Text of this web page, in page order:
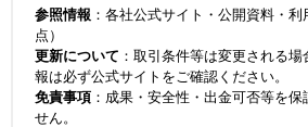
参照情報 ：各社公式サイト・公開資料・
点）
更新について ：取引条件等は変更される
報は必ず公式サイトをご確認ください。
免責事項 ：成果・安全性・出金可否等を
せん。